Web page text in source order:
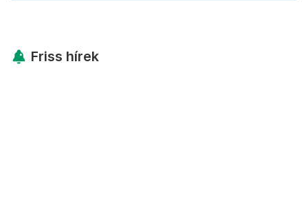
Friss hírek